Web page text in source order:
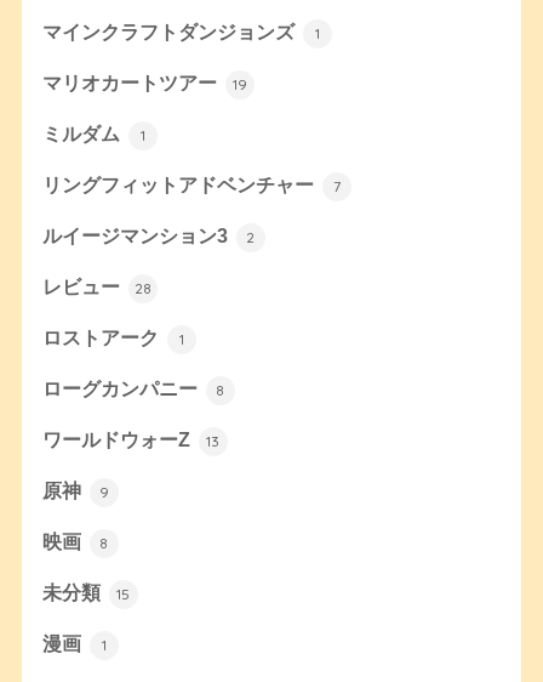
マインクラフトダンジョンズ 1
マリオカートツアー 19
ミルダム 1
リングフィットアドベンチャー 7
ルイージマンション3 2
レビュー 28
ロストアーク 1
ローグカンパニー 8
ワールドウォーZ 13
原神 9
映画 8
未分類 15
漫画 1